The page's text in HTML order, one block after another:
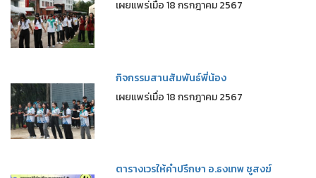
เผยแพร่เมื่อ 18 กรกฎาคม 2567
กิจกรรมสานสัมพันธ์พี่น้อง
เผยแพร่เมื่อ 18 กรกฎาคม 2567
ตารางเวรให้คำปรึกษา อ.ธงเทพ ชูสงฆ์